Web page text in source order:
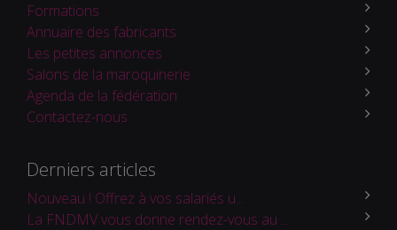
Formations
Annuaire des fabricants
Les petites annonces
Salons de la maroquinerie
Agenda de la fédération
Contactez-nous
Derniers articles
Nouveau ! Offrez à vos salariés u...
La FNDMV vous donne rendez-vous au ...